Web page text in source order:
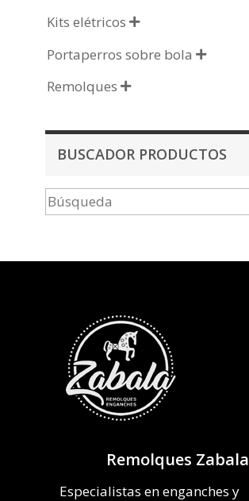
Kits elétricos 
Portaperros sobre bola 
Remolques 
BUSCADOR PRODUCTOS
Remolques Zabala
Especialistas en enganches y